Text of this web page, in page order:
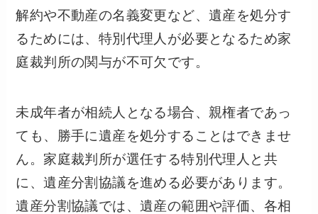
解約や不動産の名義変更など、遺産を処分す
るためには、特別代理人が必要となるため家
庭裁判所の関与が不可欠です。
未成年者が相続人となる場合、親権者であっ
ても、勝手に遺産を処分することはできませ
ん。家庭裁判所が選任する特別代理人と共
に、遺産分割協議を進める必要があります。
遺産分割協議では、遺産の範囲や評価、各相